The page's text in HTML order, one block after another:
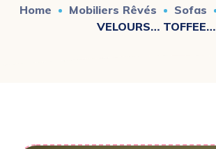
Home Mobiliers Rêvés Sofas
VELOURS… TOFFEE…